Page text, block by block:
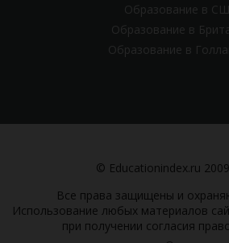
Образование в
Образование в
Образование в
© Educationindex.ru
Все права защищены и
Использование любых материалов
при получении согласия